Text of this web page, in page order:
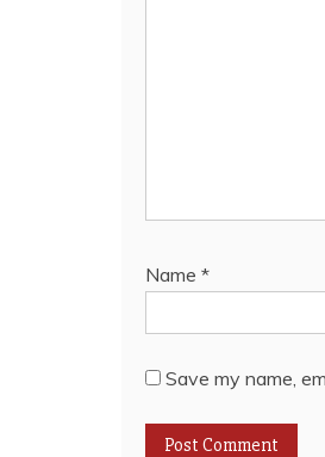
Name *
Save my name,